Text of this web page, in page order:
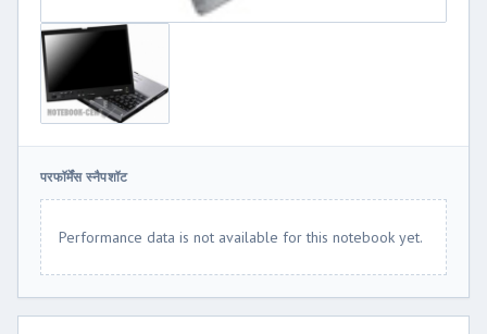
परफॉर्मेंस स्नैपशॉट
Performance data is not available for this notebook yet.